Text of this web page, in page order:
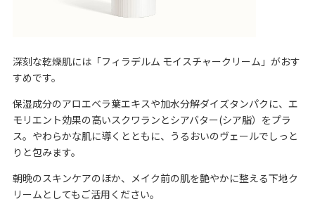
深刻な乾燥肌には「フィラデルム モイスチャークリーム 」がおす
すめです。
保湿成分のアロエベラ葉エキスや加水分解ダイズタンパクに、エ
モリエント効果の高いスクワランとシアバター(シア脂）をプラ
ス。やわらかな肌に導くとともに、うるおいのヴェールでしっと
りと包みます。
朝晩のスキンケアのほか、メイク前の肌を艶やかに整える下地ク
リームとしてもご活用ください。